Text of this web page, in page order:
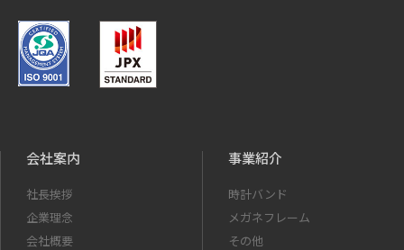
会社案内
社長挨拶
企業理念
会社概要
事業紹介
時計バンド
メガネフレーム
その他